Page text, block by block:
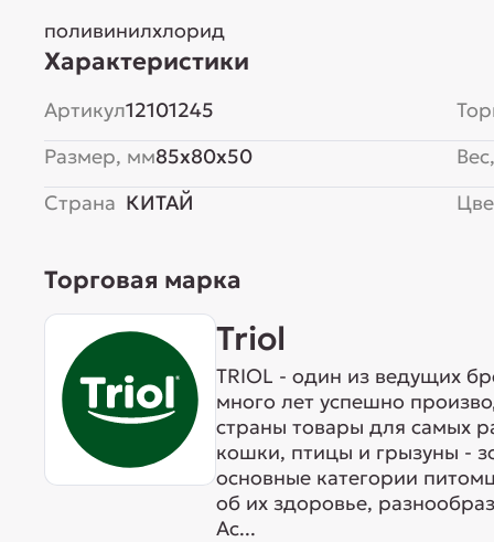
поливинилхлорид
Характеристики
Артикул12101245
Размер, мм85x80x50
Страна КИТАЙ
Торговая марка
Triol
TRIOL - один из ведущих
много лет успешно
страны товары для самых
кошки, птицы и грызуны -
основные категории
об их здоровье,
Ас...